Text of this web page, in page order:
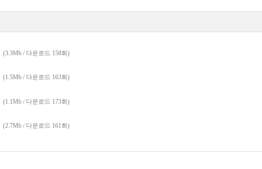
(3.3Mb / 다운로드 158회)
(1.5Mb / 다운로드 163회)
(1.1Mb / 다운로드 173회)
(2.7Mb / 다운로드 161회)